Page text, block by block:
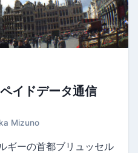
イドデータ通信
Mizuno
ギーの首都ブリュッセル